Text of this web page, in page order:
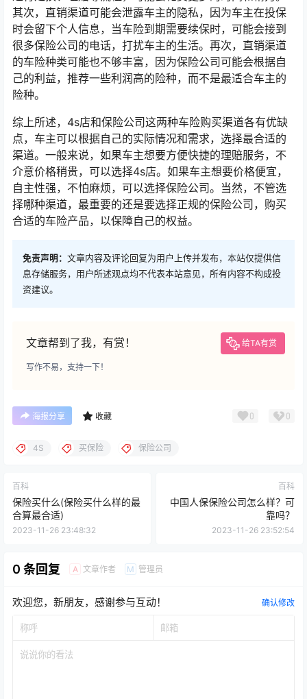
其次，直销渠道可能会泄露车主的隐私，因为车主在投保
时会留下个人信息，当车险到期需要续保时，可能会接到
很多保险公司的电话，打扰车主的生活。再次，直销渠道
的车险种类可能也不够丰富，因为保险公司可能会根据自
己的利益，推荐一些利润高的险种，而不是最适合车主的
险种。
综上所述，4s店和保险公司这两种车险购买渠道各有优缺
点，车主可以根据自己的实际情况和需求，选择最合适的
渠道。一般来说，如果车主想要方便快捷的理赔服务，不
介意价格稍贵，可以选择4s店。如果车主想要价格便宜，
自主性强，不怕麻烦，可以选择保险公司。当然，不管选
择哪种渠道，最重要的还是要选择正规的保险公司，购买
合适的车险产品，以保障自己的权益。
免责声明： 文章内容及评论回复为用户上传并发布，本站仅提供信
息存储服务，用户所述观点均不代表本站意见，所有内容不构成投
资建议。
文章帮到了我，有赏！ 给TA有赏
写作不易，支持一下！
海报分享 收藏 0 0
4S 买保险 保险公司
百科
保险买什么(保险买什么样的最
合算最合适)
2023-11-26 23:48:32
百科
中国人保保险公司怎么样？可
靠吗？
2023-11-26 23:52:54
0 条回复 A 文章作者 M 管理员
欢迎您，新朋友，感谢参与互动！ 确认修改